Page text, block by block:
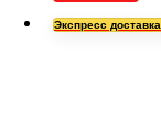
Экспресс доставка